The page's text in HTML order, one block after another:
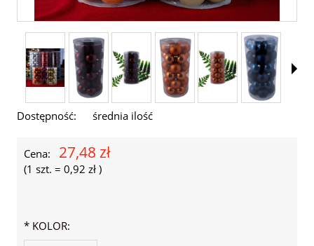
Dostępność: średnia ilość
Cena: 27,48 zł
(1 szt. = 0,92 zł )
* KOLOR: